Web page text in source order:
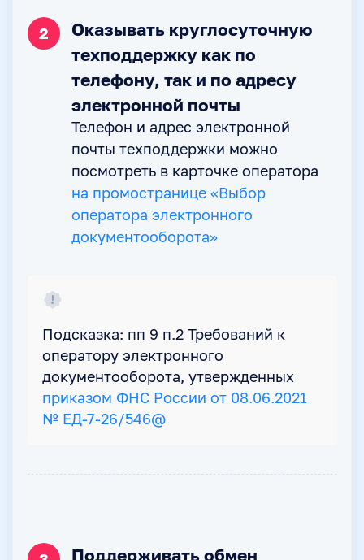
2
Оказывать круглосуточную
техподдержку как по
телефону, так и по адресу
электронной почты
Телефон и адрес электронной
почты техподдержки можно
посмотреть в карточке оператора
на промостранице «Выбор
оператора электронного
документооборота»
Подсказка: пп 9 п.2 Требований к
оператору электронного
документооборота, утвержденных
приказом ФНС России от 08.06.2021
№ ЕД-7-26/546@
Поддерживать обмен